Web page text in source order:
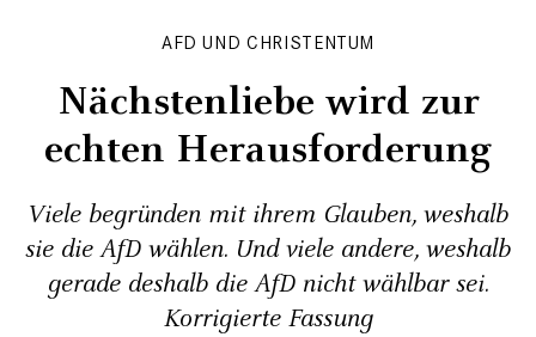
AFD UND CHRISTENTUM
Nächstenliebe wird zur
echten Herausforderung
Viele begründen mit ihrem Glauben, weshalb
sie die AfD wählen. Und viele andere, weshalb
gerade deshalb die AfD nicht wählbar sei.
Korrigierte Fassung